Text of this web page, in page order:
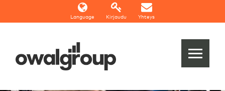
Language Kirjaudu Yhteys